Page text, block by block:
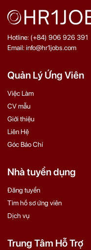
Hotline: (+84) 906 926 391
Email: info@hr1jobs.com
Quản Lý Ứng Viên
Việc Làm
CV mẫu
Giới thiệu
Liên Hệ
Góc Báo Chí
Nhà tuyển dụng
Đăng tuyển
Tìm hồ sơ ứng viên
Dịch vụ
Trung Tâm Hỗ Trợ